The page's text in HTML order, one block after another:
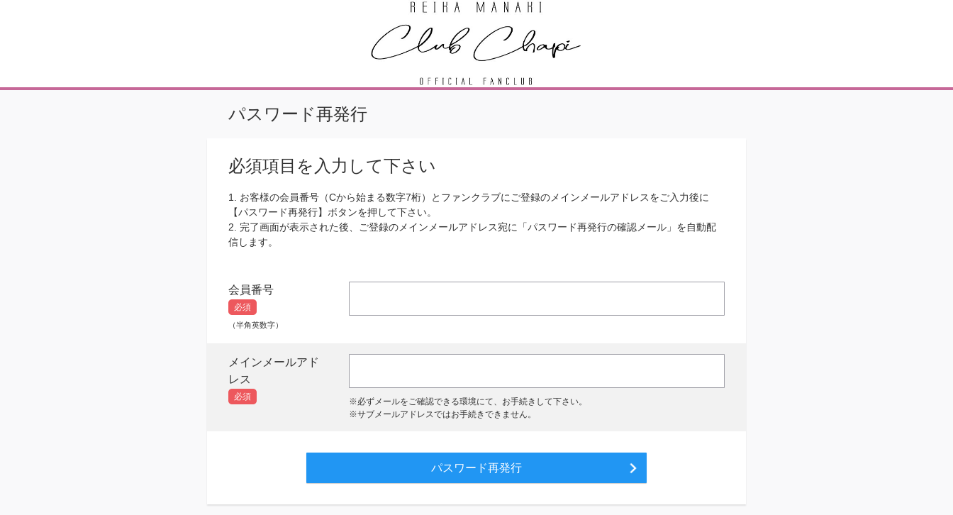
パスワード再発行
必須項目を入力して下さい
1. お客様の会員番号（Cから始まる数字7桁）とファンクラブにご登録のメインメールアドレスをご入力後に
【パスワード再発行】ボタンを押して下さい。
2. 完了画面が表示された後、ご登録のメインメールアドレス宛に「パスワード再発行の確認メール」を自動配
信します。
会員番号
必須
（半角英数字）
メインメールアド
レス
必須 ※必ずメールをご確認できる環境にて、お手続きして下さい。
※サブメールアドレスではお手続きできません。